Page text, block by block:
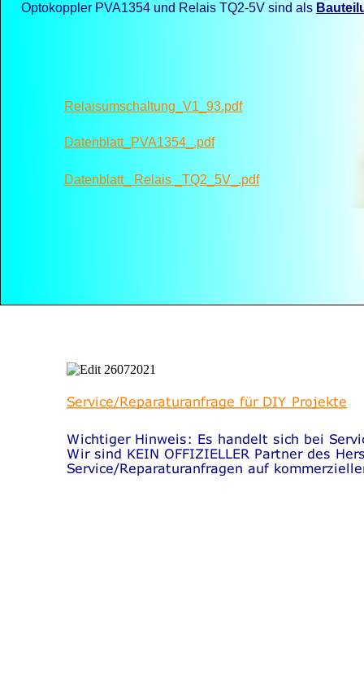
Optokoppler PVA1354 und Relais TQ2-5V sind als
Relaisumschaltung_V1_93.pdf
Datenblatt_PVA1354_.pdf
Datenblatt_ Relais _TQ2_5V_.pdf